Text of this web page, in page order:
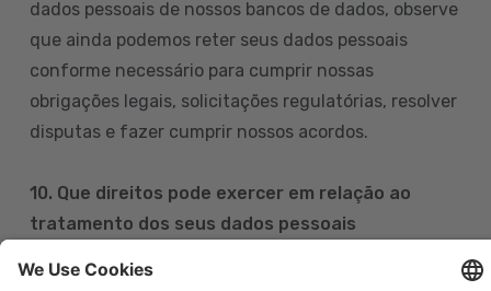
dados pessoais de nossos bancos de dados, observe
que ainda podemos reter seus dados pessoais
conforme necessário para cumprir nossas
obrigações legais, solicitações regulatórias, resolver
disputas e fazer cumprir nossos acordos.
10. Que direitos pode exercer em relação ao
tratamento dos seus dados pessoais